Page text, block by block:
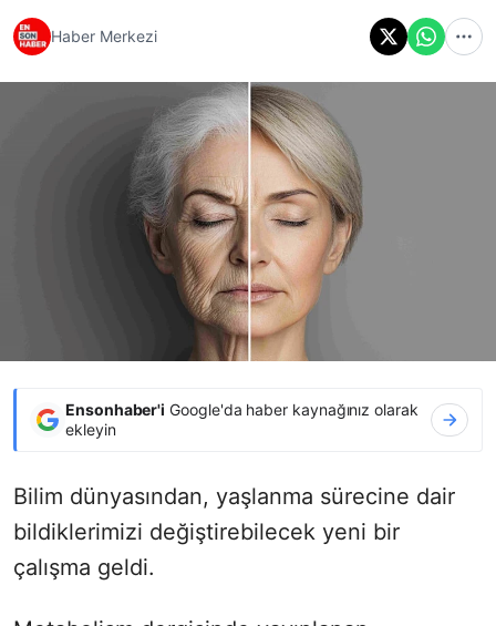
Haber Merkezi
Ensonhaber'i Google'da haber kaynağınız olarak
ekleyin
Bilim dünyasından, yaşlanma sürecine dair
bildiklerimizi değiştirebilecek yeni bir
çalışma geldi.